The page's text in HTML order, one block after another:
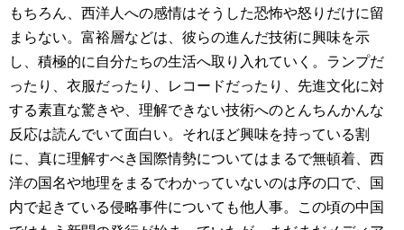
もちろん、西洋人への感情はそうした恐怖や怒りだけに留
まらない。富裕層などは、彼らの進んだ技術に興味を示
し、積極的に自分たちの生活へ取り入れていく。ランプだ
ったり、衣服だったり、レコードだったり、先進文化に対
する素直な驚きや、理解できない技術へのとんちんかんな
反応は読んでいて面白い。それほど興味を持っている割
に、真に理解すべき国際情勢についてはまるで無頓着、西
洋の国名や地理をまるでわかっていないのは序の口で、国
内で起きている侵略事件についても他人事。この頃の中国